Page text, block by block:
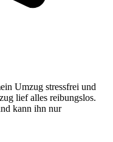
Umzug stressfrei und
lief alles reibungslos.
kann ihn nur